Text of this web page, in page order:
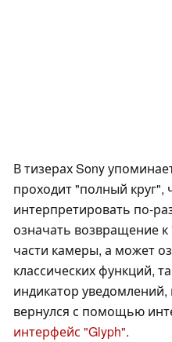
В тизерах Sony
проходит "полный круг",
интерпретировать по-
означать возвращение
части камеры, а может
классических функций,
индикатор
вернулся с помощью
интерфейс "Glyph".